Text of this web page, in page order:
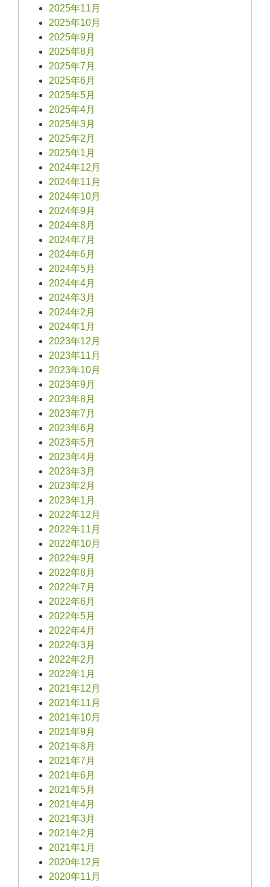
2025年11月
2025年10月
2025年9月
2025年8月
2025年7月
2025年6月
2025年5月
2025年4月
2025年3月
2025年2月
2025年1月
2024年12月
2024年11月
2024年10月
2024年9月
2024年8月
2024年7月
2024年6月
2024年5月
2024年4月
2024年3月
2024年2月
2024年1月
2023年12月
2023年11月
2023年10月
2023年9月
2023年8月
2023年7月
2023年6月
2023年5月
2023年4月
2023年3月
2023年2月
2023年1月
2022年12月
2022年11月
2022年10月
2022年9月
2022年8月
2022年7月
2022年6月
2022年5月
2022年4月
2022年3月
2022年2月
2022年1月
2021年12月
2021年11月
2021年10月
2021年9月
2021年8月
2021年7月
2021年6月
2021年5月
2021年4月
2021年3月
2021年2月
2021年1月
2020年12月
2020年11月